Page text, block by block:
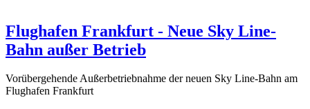
Flughafen Frankfurt - Neue Sky Line-
Bahn außer Betrieb
Vorübergehende Außerbetriebnahme der neuen Sky Line-Bahn am
Flughafen Frankfurt